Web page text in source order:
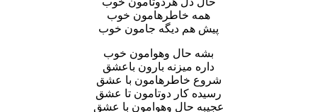
همه خاطرهامون خوب
پیش هم دیگه جامون خوب
بشه حال وهوامون خوب
داره میزنه بارون باعشق
شروع خاطرهامون با عشق
رسیده کار دوتامون تا عشق
عجیبه حال وهوامون با عشق